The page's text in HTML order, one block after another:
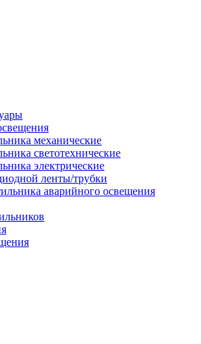
механические
светотехнические
электрические
ленты/трубки
аварийного освещения